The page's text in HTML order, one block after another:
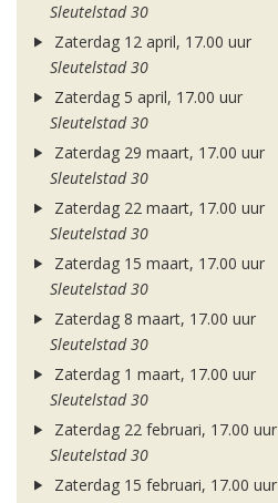
Sleutelstad 30
Zaterdag 12 april, 17.00 uur
Sleutelstad 30
Zaterdag 5 april, 17.00 uur
Sleutelstad 30
Zaterdag 29 maart, 17.00 uur
Sleutelstad 30
Zaterdag 22 maart, 17.00 uur
Sleutelstad 30
Zaterdag 15 maart, 17.00 uur
Sleutelstad 30
Zaterdag 8 maart, 17.00 uur
Sleutelstad 30
Zaterdag 1 maart, 17.00 uur
Sleutelstad 30
Zaterdag 22 februari, 17.00 uur
Sleutelstad 30
Zaterdag 15 februari, 17.00 uur